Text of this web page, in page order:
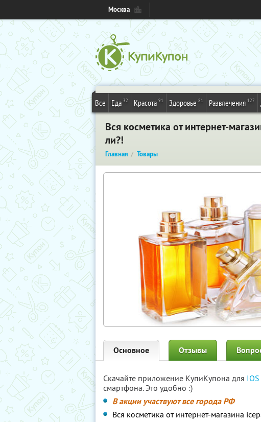
Москва
Все Еда 32 Красота 91 Здоровье 81 Развлечения 127
Вся косметика от интернет-
ли?!
Главная Товары
Основное Отзывы
Скачайте приложение КупиКупона для IOS
смартфона. Это удобно :)
В акции участвуют все города РФ
Вся косметика от интернет-магазина